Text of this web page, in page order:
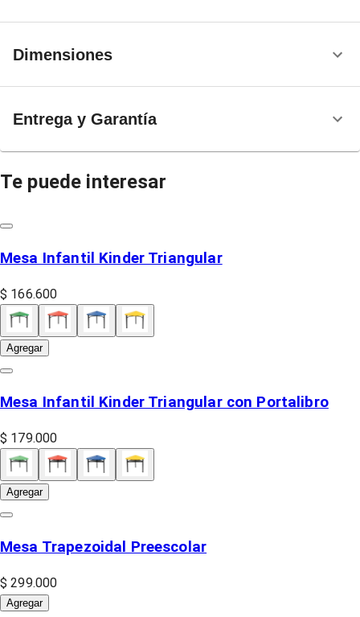
Dimensiones
Entrega y Garantía
Te puede interesar
Mesa Infantil Kinder Triangular
$ 166.600
Agregar
Mesa Infantil Kinder Triangular con Portalibro
$ 179.000
Agregar
Mesa Trapezoidal Preescolar
$ 299.000
Agregar